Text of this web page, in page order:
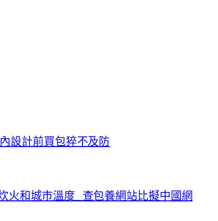
設計前買包猝不及防
火和城市溫度_查包養網站比擬中國網